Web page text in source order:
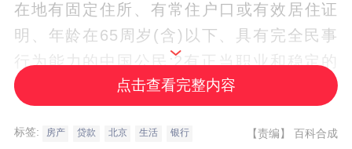
在地有固定住所、有常住户口或有效居住证
明、年龄在65周岁(含)以下、具有完全民事
行为能力的中国公民;2有正当职业和稳定的
收入，具有按期偿还贷款本息的能力;3具有
录;4具有良好的信用记录和还款意愿，无不
点击查看完整内容
标签: 房产 贷款 北京 生活 银行 【责编】 百科合成